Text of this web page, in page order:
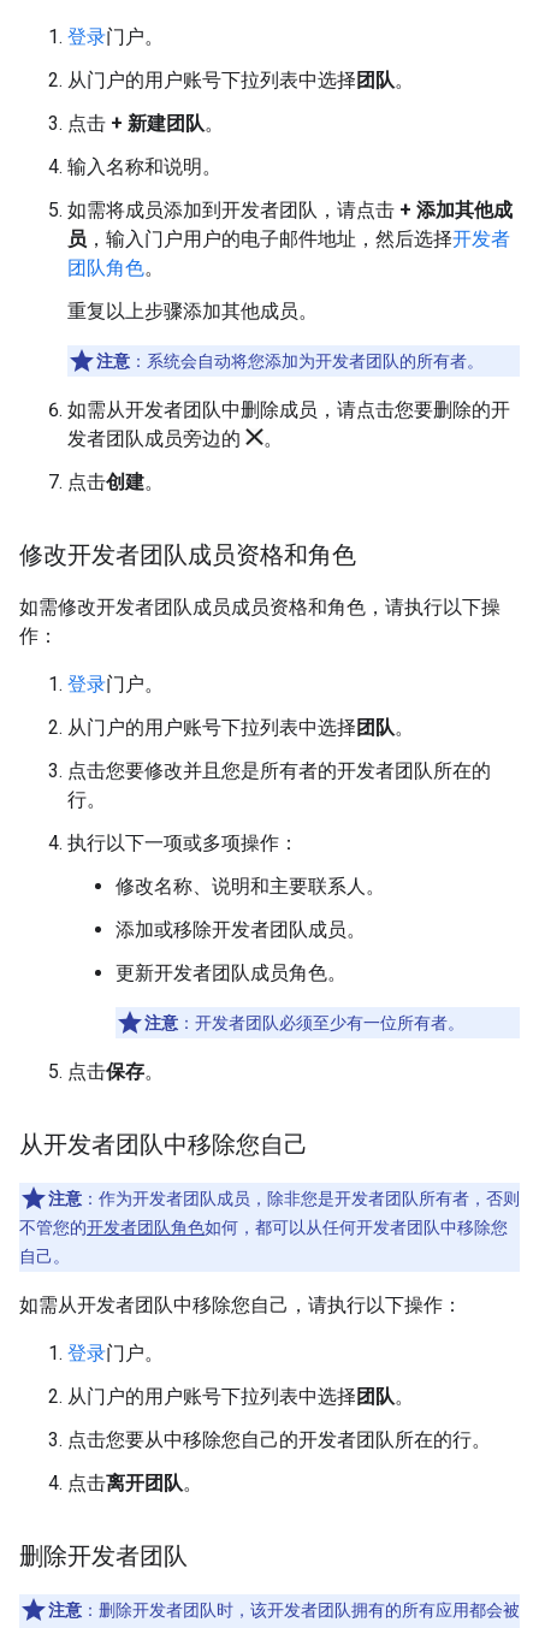
登录门户。
从门户的用户账号下拉列表中选择 团队。
点击 + 新建团队。
输入名称和说明。
如需将成员添加到开发者团队，请点击 + 添加其他成
员 ，输入门户用户的电子邮件地址，然后选择开发者
团队角色。
重复以上步骤添加其他成员。
注意 ：系统会自动将您添加为开发者团队的所有者。
如需从开发者团队中删除成员，请点击您要删除的开
发者团队成员旁边的
。
点击创建。
修改开发者团队成员资格和角色
如需修改开发者团队成员成员资格和角色，请执行以下操
作：
登录门户。
从门户的用户账号下拉列表中选择 团队。
点击您要修改并且您是所有者的开发者团队所在的
行。
执行以下一项或多项操作：
修改名称、说明和主要联系人。
添加或移除开发者团队成员。
更新开发者团队成员角色。
注意 ：开发者团队必须至少有一位所有者。
点击保存。
从开发者团队中移除您自己
注意 ：作为开发者团队成员，除非您是开发者团队所有者，否则
不管您的开发者团队角色如何，都可以从任何开发者团队中移除您
自己。
如需从开发者团队中移除您自己，请执行以下操作：
登录门户。
从门户的用户账号下拉列表中选择 团队。
点击您要从中移除您自己的开发者团队所在的行。
点击离开团队。
删除开发者团队
注意 ：删除开发者团队时，该开发者团队拥有的所有应用都会被